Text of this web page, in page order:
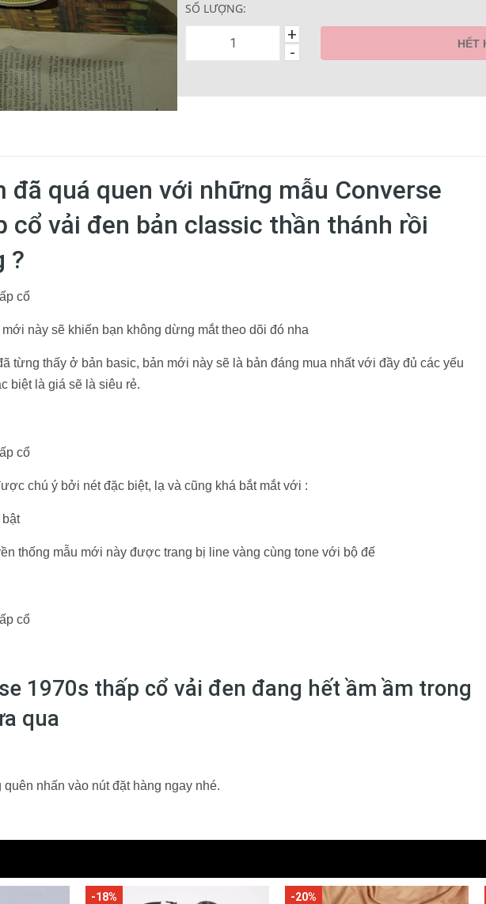
SỐ LƯỢNG:
-
+ HẾT
đã quá quen với những mẫu Converse
cổ vải đen bản classic thần thánh rồi
?
này sẽ khiến bạn không dừng mắt theo dõi đó nha
từng thấy ở bản basic, bản mới này sẽ là bản đáng mua nhất với đầy đủ các yếu
biệt là giá sẽ là siêu rẻ.
chú ý bởi nét đặc biệt, lạ và cũng khá bắt mắt với :
thống mẫu mới này được trang bị line vàng cùng tone với bộ đế
1970s thấp cổ vải đen đang hết ầm ầm trong
qua
nhấn vào nút đặt hàng ngay nhé.
-18% -20%